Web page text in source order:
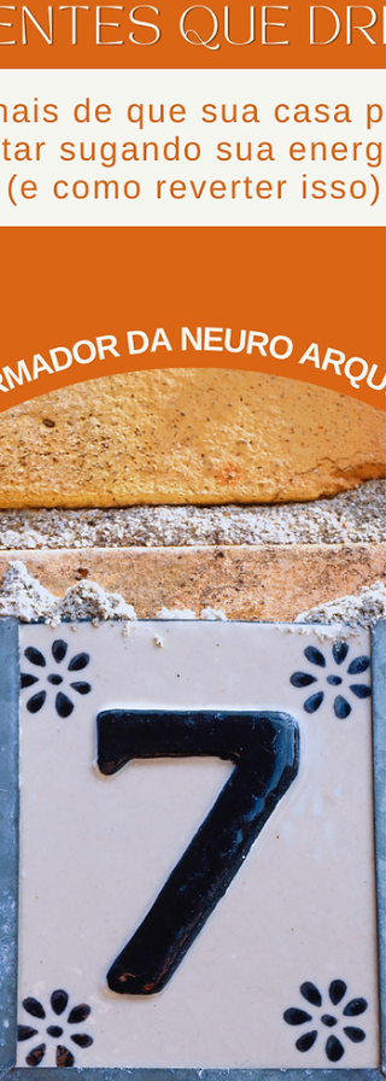
desapego para criar harmonia.
Como neuro arquiteta holística,
sempre fui sensível à energia
dos espaços. Essa
diferentes ambientes afetavam
minha energia, também
percebia como os espaços
alugados frequentemente
tinham uma energia residual de
seus antigos moradores.
Minha jornada me levou a
estudar a fundo a relação entre
a arquitetura, a energia dos
espaços e o bem-estar. Foi
assim que aprendi a
compreender a energia dos
ambientes, a identificar
problemas vibracionais e a
buscar soluções para criar
espaços mais equilibrados.
Nessa busca por harmonia,
encontrei na radiestesia uma
ferramenta valiosa. A